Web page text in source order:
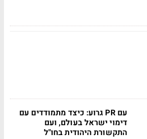
עם PR גרוע: כיצד מתמודדים עם
דימוי ישראל בעולם, ועם
התקשורת היהודית בחו"ל